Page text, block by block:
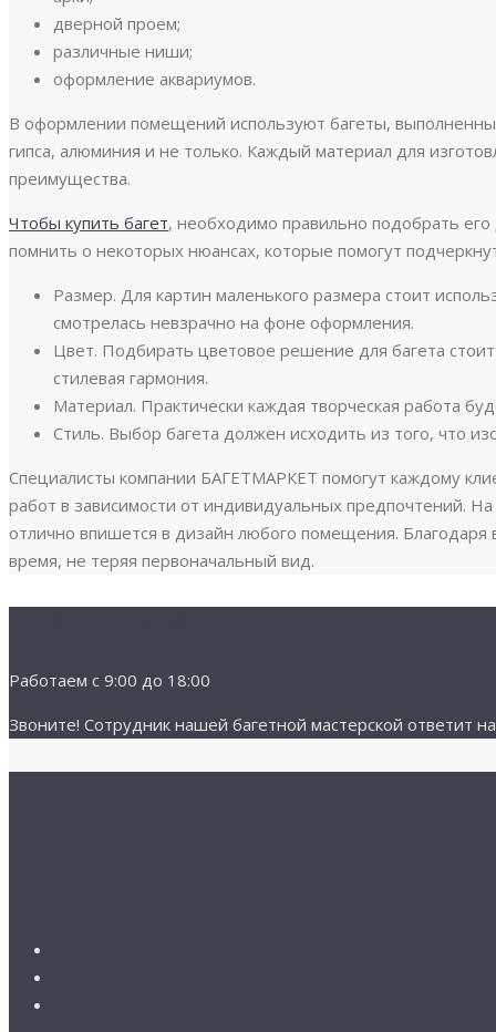
дверной проем;
различные ниши;
оформление аквариумов.
В оформлении помещений используют багеты,
гипса, алюминия и не только. Каждый материал для
преимущества.
Чтобы купить багет, необходимо правильно подобрать
помнить о некоторых нюансах, которые помогут
Размер. Для картин маленького размера стоит
смотрелась невзрачно на фоне оформления.
Цвет. Подбирать цветовое решение для багета
стилевая гармония.
Материал. Практически каждая творческая работа
Стиль. Выбор багета должен исходить из того, что
Специалисты компании БАГЕТМАРКЕТ помогут каждому
работ в зависимости от индивидуальных предпочтений.
отлично впишется в дизайн любого помещения. Благодаря
время, не теряя первоначальный вид.
Работаем с 9:00 до 18:00
Звоните! Cотрудник нашей багетной мастерской ответит